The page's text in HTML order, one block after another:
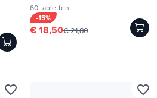
60 tabletten
-15%
€ 18,50€ 21,80
favorite_border favorite_border